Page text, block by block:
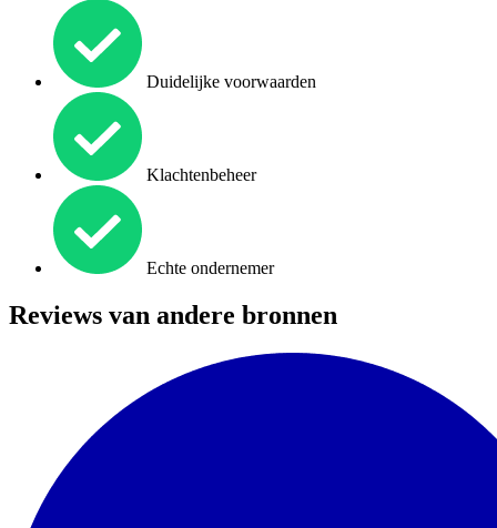
Duidelijke voorwaarden
Klachtenbeheer
Echte ondernemer
Reviews van andere bronnen